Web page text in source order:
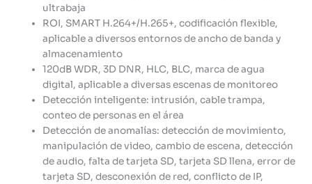
ultrabaja
ROI, SMART H.264+/H.265+, codificación flexible,
aplicable a diversos entornos de ancho de banda y
almacenamiento
120dB WDR, 3D DNR, HLC, BLC, marca de agua
digital, aplicable a diversas escenas de monitoreo
Detección inteligente: intrusión, cable trampa,
conteo de personas en el área
Detección de anomalías: detección de movimiento,
manipulación de video, cambio de escena, detección
de audio, falta de tarjeta SD, tarjeta SD llena, error de
tarjeta SD, desconexión de red, conflicto de IP,